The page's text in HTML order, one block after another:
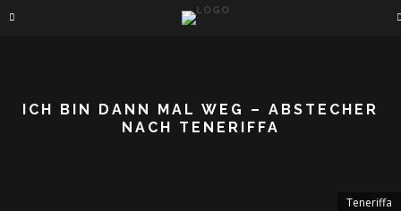
ICH BIN DANN MAL WEG – ABSTECHER
NACH TENERIFFA
Teneriffa